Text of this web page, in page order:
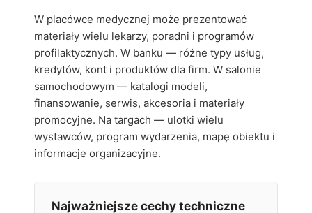
W placówce medycznej może prezentować
materiały wielu lekarzy, poradni i programów
profilaktycznych. W banku — różne typy usług,
kredytów, kont i produktów dla firm. W salonie
samochodowym — katalogi modeli,
finansowanie, serwis, akcesoria i materiały
promocyjne. Na targach — ulotki wielu
wystawców, program wydarzenia, mapę obiektu i
informacje organizacyjne.
Najważniejsze cechy techniczne